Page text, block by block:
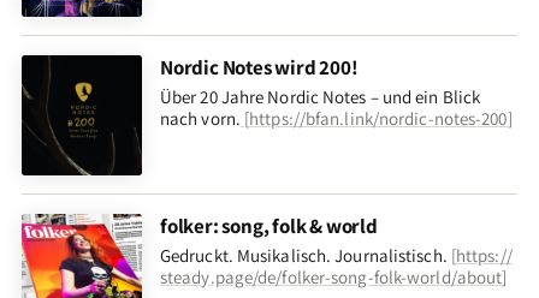
Nordic Notes wird 200!
Über 20 Jahre Nordic Notes – und ein Blick
nach vorn. [https://bfan.link/nordic-notes-200]
folker: song, folk & world
Gedruckt. Musikalisch. Journalistisch. [https://
steady.page/de/folker-song-folk-world/about]